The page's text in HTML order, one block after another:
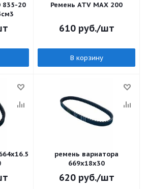
835-20
Ремень ATV MAX 200
610руб./шт
В корзину
ремень вариатора
669x18х30
620руб./шт